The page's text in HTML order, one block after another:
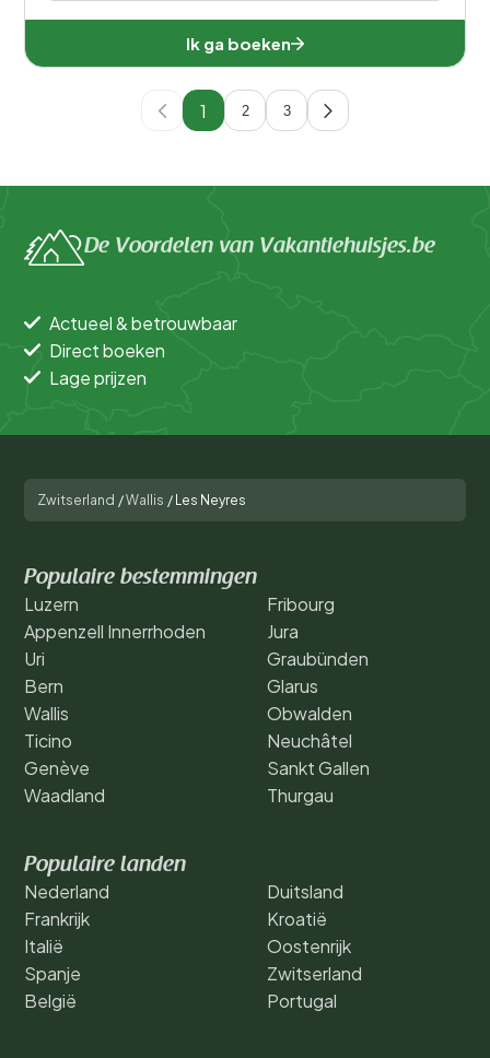
Ik ga boeken
1 2 3
De Voordelen van Vakantiehuisjes.be
Actueel & betrouwbaar
Direct boeken
Lage prijzen
Zwitserland /Wallis / Les Neyres
Populaire bestemmingen
Luzern
Appenzell Innerrhoden
Uri
Bern
Wallis
Ticino
Genève
Waadland
Fribourg
Jura
Graubünden
Glarus
Obwalden
Neuchâtel
Sankt Gallen
Thurgau
Populaire landen
Nederland
Frankrijk
Italië
Spanje
België
Duitsland
Kroatië
Oostenrijk
Zwitserland
Portugal